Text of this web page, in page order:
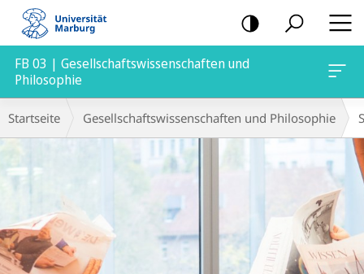
Mobile-
Navigation
FB 03 | Gesellschaftswissenschaften und
Philosophie
Hauptinhalt
Breadcrumb-
Navigation
Startseite Gesellschaftswissenschaften und Philosophie